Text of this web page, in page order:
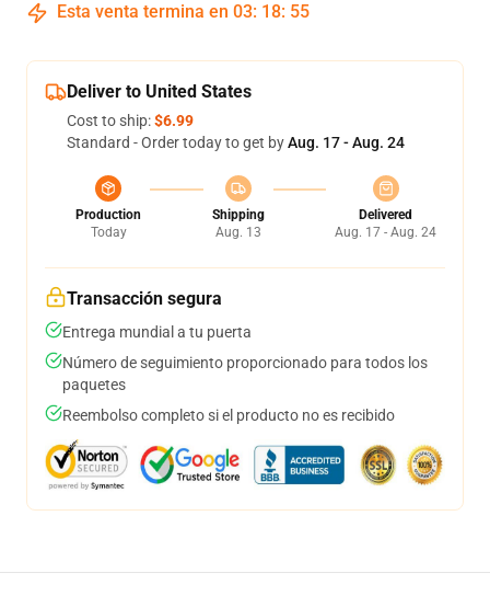
Esta venta termina en 03: 18: 54
Deliver to United States
Cost to ship:$6.99
Standard - Order today to get byAug. 17 - Aug. 24
Production
Today
Shipping
Aug. 13
Delivered
Aug. 17 - Aug. 24
Transacción segura
Entrega mundial a tu puerta
Número de seguimiento proporcionado para todos los
paquetes
Reembolso completo si el producto no es recibido